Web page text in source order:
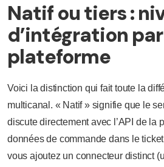
Natif ou tiers :
d’intégration par
plateforme
Voici la distinction qui fait toute la
multicanal. « Natif » signifie que le
discute directement avec l’API de la
données de commande dans le
vous ajoutez un connecteur distinct